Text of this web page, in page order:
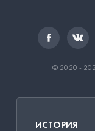
© 2020 -
ИСТОРИЯ